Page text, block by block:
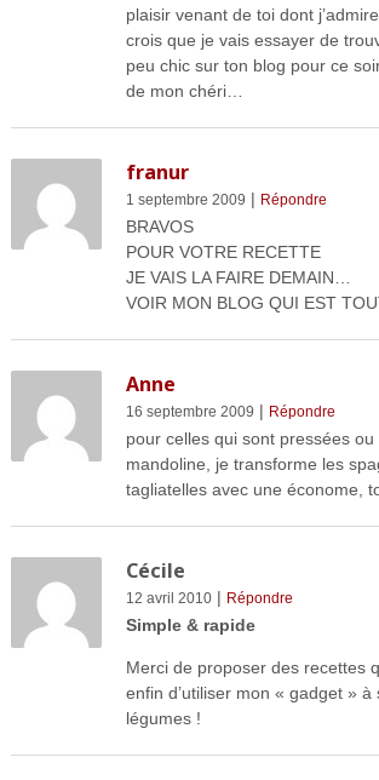
plaisir venant de toi dont
crois que je vais essayer de
peu chic sur ton blog pour ce
de mon chéri…
franur
1 septembre 2009 | Répondre
BRAVOS
POUR VOTRE RECETTE
JE VAIS LA FAIRE DEMAIN…
VOIR MON BLOG QUI EST
Anne
16 septembre 2009 | Répondre
pour celles qui sont pressées ou
mandoline, je transforme les
tagliatelles avec une économe,
Cécile
12 avril 2010| Répondre
Simple & rapide
Merci de proposer des recettes
enfin d’utiliser mon « gadget » à
légumes !